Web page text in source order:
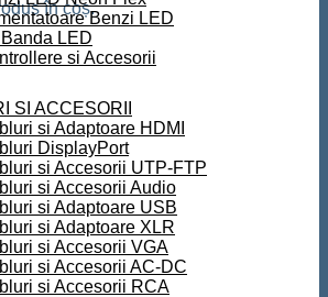
în coș.
Benzi LED
LED
si Accesorii
SI ACCESORII
si Adaptoare HDMI
DisplayPort
si Accesorii UTP-FTP
si Accesorii Audio
si Adaptoare USB
si Adaptoare XLR
si Accesorii VGA
si Accesorii AC-DC
si Accesorii RCA